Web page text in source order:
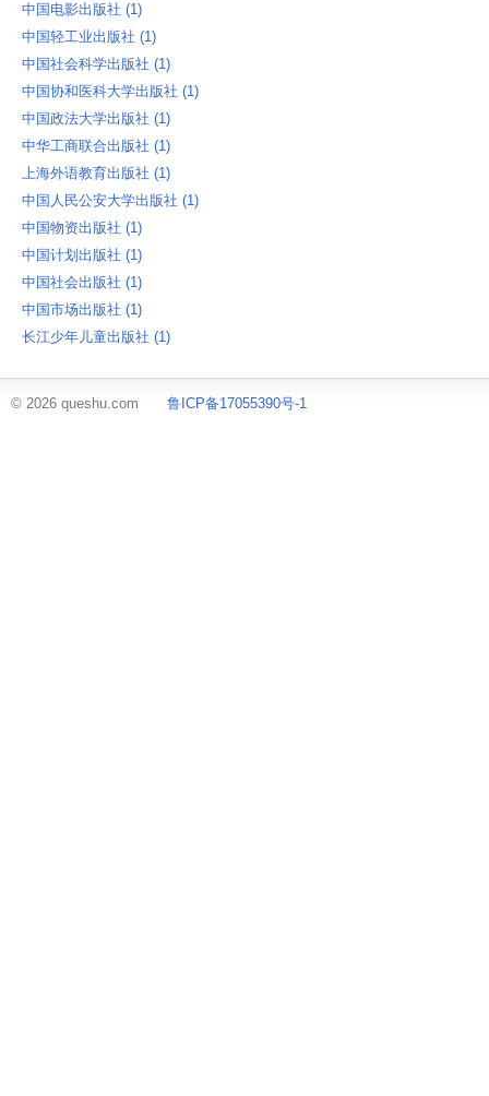
中国电影出版社 ‎(1)
中国轻工业出版社 ‎(1)
中国社会科学出版社 ‎(1)
中国协和医科大学出版社 ‎(1)
中国政法大学出版社 ‎(1)
中华工商联合出版社 ‎(1)
上海外语教育出版社 ‎(1)
中国人民公安大学出版社 ‎(1)
中国物资出版社 ‎(1)
中国计划出版社 ‎(1)
中国社会出版社 ‎(1)
中国市场出版社 ‎(1)
长江少年儿童出版社 ‎(1)
© 2026 queshu.com 鲁ICP备17055390号-1